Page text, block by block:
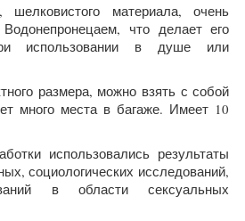
шелковистого материала, очень
что делает его
использовании в душе или
размера, можно взять с собой
много места в багаже. Имеет 10
использовались результаты
социологических исследований,
в области сексуальных